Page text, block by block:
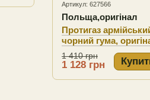
Артикул: 627566
Польща,оригінал
Протигаз
чорний гума,
1 410 грн
1 128 грн